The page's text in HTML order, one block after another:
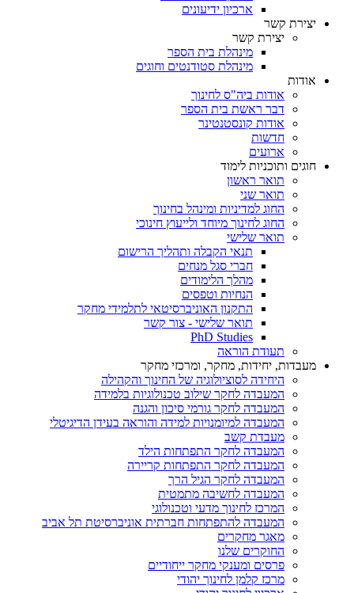
ארכיון ידיעונים
יצירת קשר
יצירת קשר
מינהלת בית הספר
מינהלת סטודנטים וחוגים
אודות
אודות ביה"ס לחינוך
דבר ראשת בית הספר
אודות קונסטנטינר
חדשות
ארועים
חוגים ותוכניות לימוד
תואר ראשון
תואר שני
החוג למדיניות ומינהל בחינוך
החוג לחינוך מיוחד ולייעוץ חינוכי
תואר שלישי
תנאי הקבלה ותהליך הרישום
חברי סגל מנחים
מהלך הלימודים
הנחיות וטפסים
התקנון האוניברסיטאי לתלמידי מחקר
תואר שלישי - צור קשר
PhD Studies
תעודת הוראה
מעבדות, יחידות, מחקר, ומרכזי מחקר
היחידה לסוציולוגיה של החינוך והקהילה
המעבדה לחקר שילוב טכנולוגיות בלמידה
המעבדה לחקר גורמי סיכון והגנה
המעבדה למיומנויות למידה והוראה בעידן הדיגיטלי
מעבדת קשב
המעבדה לחקר התפתחות הילד
המעבדה לחקר התפתחות קריירה
המעבדה לחקר הגיל הרך
המעבדה לחשיבה מתמטית
המרכז לחינוך מדעי וטכנולוגי
המעבדה להתפתחות חברתית אוניברסיטת תל אביב
מאגר מחקרים
החוקרים שלנו
פרסים ומענקי מחקר ייחודיים
מרכז קלמן לחינוך יהודי